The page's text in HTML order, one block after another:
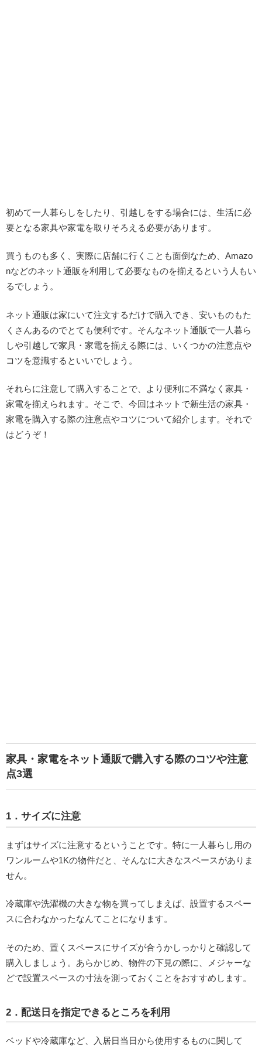
初めて一人暮らしをしたり、引越しをする場合には、生活に必
要となる家具や家電を取りそろえる必要があります。
買うものも多く、実際に店舗に行くことも面倒なため、Amazo
nなどのネット通販を利用して必要なものを揃えるという人もい
るでしょう。
ネット通販は家にいて注文するだけで購入でき、安いものもた
くさんあるのでとても便利です。そんなネット通販で一人暮ら
しや引越しで家具・家電を揃える際には、いくつかの注意点や
コツを意識するといいでしょう。
それらに注意して購入することで、より便利に不満なく家具・
家電を揃えられます。そこで、今回はネットで新生活の家具・
家電を購入する際の注意点やコツについて紹介します。それで
はどうぞ！
家具・家電をネット通販で購入する際のコツや注意
点3選
1．サイズに注意
まずはサイズに注意するということです。特に一人暮らし用の
ワンルームや1Kの物件だと、そんなに大きなスペースがありま
せん。
冷蔵庫や洗濯機の大きな物を買ってしまえば、設置するスペー
スに合わなかったなんてことになります。
そのため、置くスペースにサイズが合うかしっかりと確認して
購入しましょう。あらかじめ、物件の下見の際に、メジャーな
どで設置スペースの寸法を測っておくことをおすすめします。
2．配送日を指定できるところを利用
ベッドや冷蔵庫など、入居日当日から使用するものに関して